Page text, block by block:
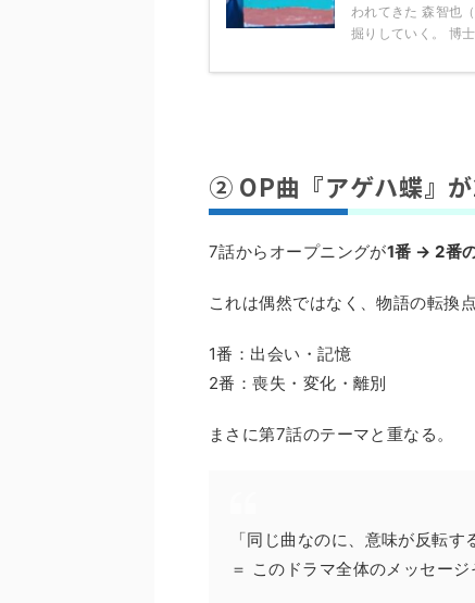
われてきた 森智也
掘りしていく。 博
② OP曲『アゲハ蝶』
7話からオープニングが1番 → 2番
これは偶然ではなく、物語の転換
1番：出会い・記憶
2番：喪失・変化・離別
まさに第7話のテーマと重なる。
「同じ曲なのに、意味が反転す
＝ このドラマ全体のメッセージ